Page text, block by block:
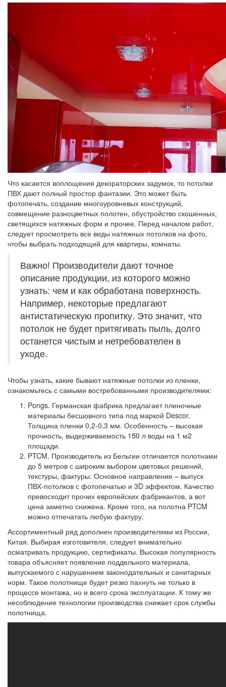
Что касается воплощения декораторских задумок, то потолки
ПВХ дают полный простор фантазии. Это может быть
фотопечать, создание многоуровневых конструкций,
совмещение разноцветных полотен, обустройство скошенных,
светящихся натяжных форм и прочее. Перед началом работ,
следует просмотреть все виды натяжных потолков на фото,
чтобы выбрать подходящий для квартиры, комнаты.
Важно! Производители дают точное
описание продукции, из которого можно
узнать: чем и как обработана поверхность.
Например, некоторые предлагают
антистатическую пропитку. Это значит, что
потолок не будет притягивать пыль, долго
останется чистым и нетребователен в
уходе.
Чтобы узнать, какие бывают натяжные потолки из пленки,
ознакомьтесь с самыми востребованными производителями:
Pongs. Германская фабрика предлагает пленочные
материалы бесшовного типа под маркой Descor.
Толщина пленки 0,2-0,3 мм. Особенность – высокая
прочность, выдерживаемость 150 л воды на 1 м2
площади.
PTCM. Производитель из Бельгии отличается полотнами
до 5 метров с широким выбором цветовых решений,
текстуры, фактуры. Основное направление – выпуск
ПВХ-потолков с фотопечатью и 3D эффектом. Качество
превосходит прочих европейских фабрикантов, а вот
цена заметно снижена. Кроме того, на полотна PTCM
можно отпечатать любую фактуру.
Ассортиментный ряд дополнен производителями из России,
Китая. Выбирая изготовителя, следует внимательно
осматривать продукцию, сертификаты. Высокая популярность
товара объясняет появление поддельного материала,
выпускаемого с нарушением законодательных и санитарных
норм. Такое полотнище будет резко пахнуть не только в
процессе монтажа, но и всего срока эксплуатации. К тому же
несоблюдение технологии производства снижает срок службы
полотнища.